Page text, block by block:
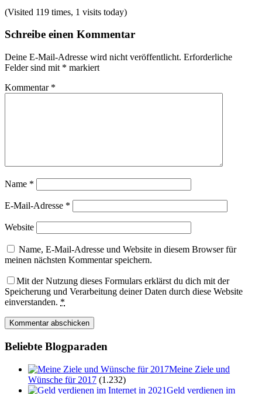
(Visited 119 times, 1 visits today)
Schreibe einen Kommentar
Deine E-Mail-Adresse wird nicht veröffentlicht. Erforderliche
Felder sind mit * markiert
Kommentar *
Name *
E-Mail-Adresse *
Website
Name, E-Mail-Adresse und Website in diesem Browser für
meinen nächsten Kommentar speichern.
Mit der Nutzung dieses Formulars erklärst du dich mit der
Speicherung und Verarbeitung deiner Daten durch diese Website
einverstanden. *
Beliebte Blogparaden
Meine Ziele und
Wünsche für 2017 (1.232)
Geld verdienen im